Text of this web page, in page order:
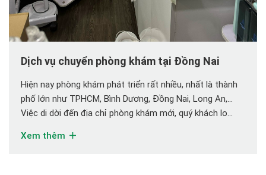
Dịch vụ chuyển phòng khám tại Đồng Nai
Hiện nay phòng khám phát triển rất nhiều, nhất là thành
phố lớn như TPHCM, Bình Dương, Đồng Nai, Long An,…
Việc di dời đến địa chỉ phòng khám mới, quý khách lo
hãy yên tâm đã có dịch vụ vận tải LÊ VI chúng […]
Xem thêm